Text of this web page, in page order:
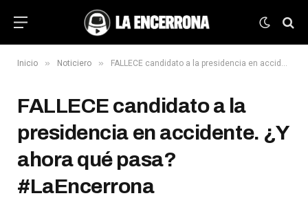
Inicio » Noticiero » FALLECE candidato a la presidencia en accidente. ¿Y ahora qué pasa? #LaEncerrona
FALLECE candidato a la
presidencia en accidente. ¿Y
ahora qué pasa?
#LaEncerrona